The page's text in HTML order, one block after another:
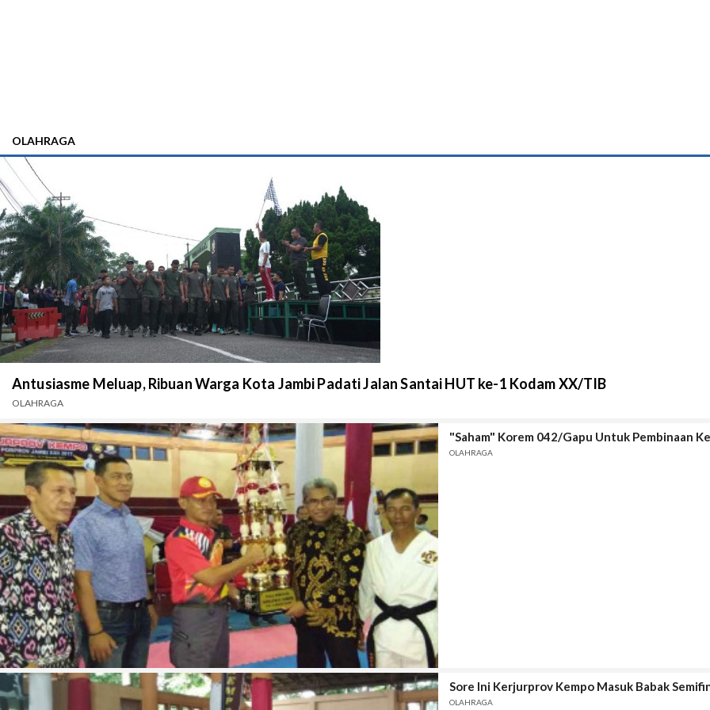
OLAHRAGA
Antusiasme Meluap, Ribuan Warga Kota Jambi Padati Jalan Santai HUT ke-1 Kodam XX/TIB
OLAHRAGA
"Saham" Korem 042/Gapu Untuk Pembinaan
OLAHRAGA
Sore Ini Kerjurprov Kempo Masuk Babak
OLAHRAGA